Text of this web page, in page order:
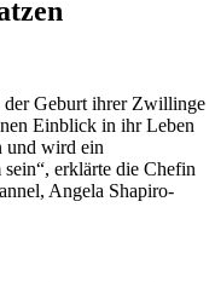
Geburt ihrer Zwillinge
Einblick in ihr Leben
und wird ein
erklärte die Chefin
Angela Shapiro-